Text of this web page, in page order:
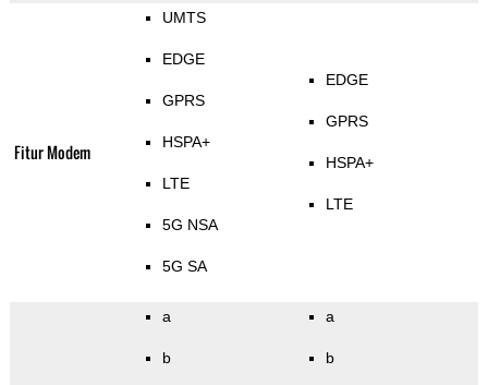
Fitur Modem
UMTS
EDGE
GPRS
HSPA+
LTE
5G NSA
5G SA
EDGE
GPRS
HSPA+
LTE
a
b
a
b